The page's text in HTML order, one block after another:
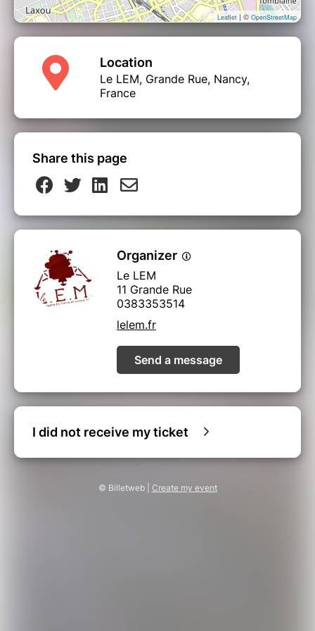
Leaflet | © OpenStreetMap
Location
Le LEM, Grande Rue, Nancy,
France
Share this page
Organizer
Le LEM
11 Grande Rue
0383353514
lelem.fr
Send a message
I did not receive my ticket
© Billetweb | Create my event